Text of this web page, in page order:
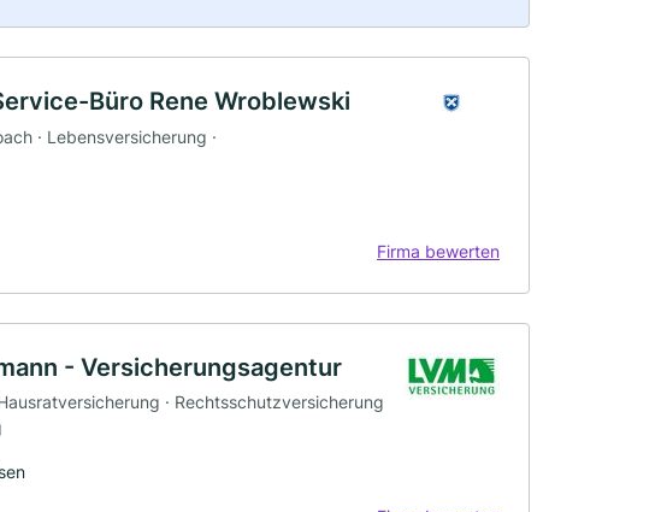
Büro Rene Wroblewski
· Lebensversicherung ·
Firma bewerten
- Versicherungsagentur
· Rechtsschutzversicherung